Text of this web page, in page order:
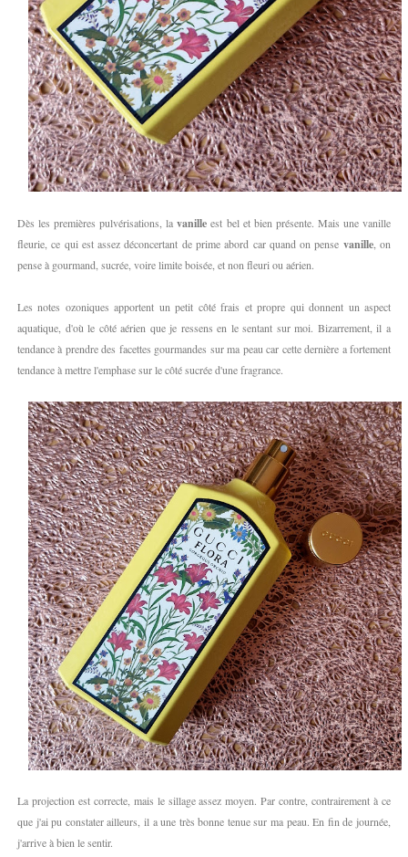
Dès les premières pulvérisations, lavanille est bel et bien présente. Mais une vanille
fleurie, ce qui est assez déconcertant de prime abord car quand on pense vanille, on
pense à gourmand, sucrée, voire limite boisée, et non fleuri ou aérien.
Les notes ozoniques apportent un petit côté frais et propre qui donnent un aspect
aquatique, d'où le côté aérien que je ressens en le sentant sur moi. Bizarrement, il a
tendance à prendre des facettes gourmandes sur ma peau car cette dernière a fortement
tendance à mettre l'emphase sur le côté sucrée d'une fragrance.
La projection est correcte, mais le sillage assez moyen. Par contre, contrairement à ce
que j'ai pu constater ailleurs, il a une très bonne tenue sur ma peau. En fin de journée,
j'arrive à bien le sentir.